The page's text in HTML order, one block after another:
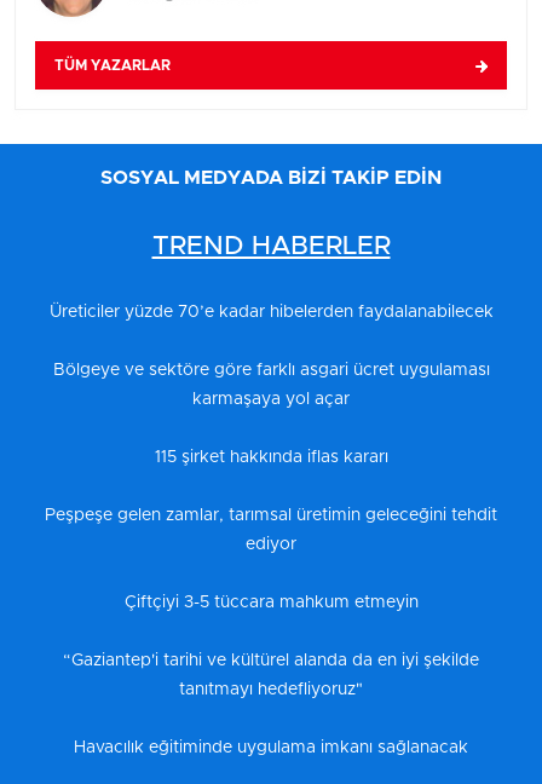
TÜM YAZARLAR
SOSYAL MEDYADA BİZİ TAKİP EDİN
TREND HABERLER
Üreticiler yüzde 70’e kadar hibelerden faydalanabilecek
Bölgeye ve sektöre göre farklı asgari ücret uygulaması
karmaşaya yol açar
115 şirket hakkında iflas kararı
Peşpeşe gelen zamlar, tarımsal üretimin geleceğini tehdit
ediyor
Çiftçiyi 3-5 tüccara mahkum etmeyin
“Gaziantep'i tarihi ve kültürel alanda da en iyi şekilde
tanıtmayı hedefliyoruz"
Havacılık eğitiminde uygulama imkanı sağlanacak